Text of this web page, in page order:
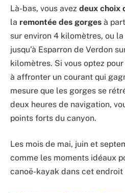
Là-bas, vous avez deux choix
la remontée des gorges à
sur environ 4 kilomètres, ou la
jusqu’à Esparron de Verdon
kilomètres. Si vous optez
à affronter un courant qui
mesure que les gorges se
deux heures de navigation,
points forts du canyon.
Les mois de mai, juin et
comme les moments idéaux
canoë-kayak dans cet endroit